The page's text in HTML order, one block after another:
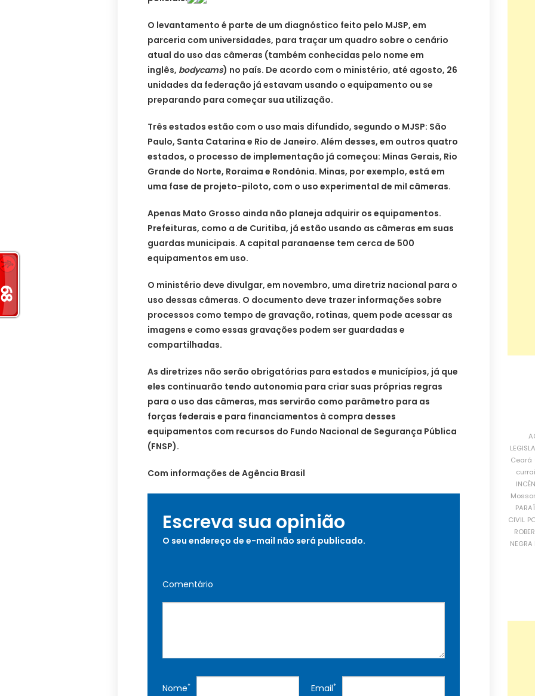
O levantamento é parte de um diagnóstico feito pelo MJSP, em
parceria com universidades, para traçar um quadro sobre o cenário
atual do uso das câmeras (também conhecidas pelo nome em
inglês, bodycams) no país. De acordo com o ministério, até agosto, 26
unidades da federação já estavam usando o equipamento ou se
preparando para começar sua utilização.
Três estados estão com o uso mais difundido, segundo o MJSP: São
Paulo, Santa Catarina e Rio de Janeiro. Além desses, em outros quatro
estados, o processo de implementação já começou: Minas Gerais, Rio
Grande do Norte, Roraima e Rondônia. Minas, por exemplo, está em
uma fase de projeto-piloto, com o uso experimental de mil câmeras.
Apenas Mato Grosso ainda não planeja adquirir os equipamentos.
Prefeituras, como a de Curitiba, já estão usando as câmeras em suas
guardas municipais. A capital paranaense tem cerca de 500
equipamentos em uso.
O ministério deve divulgar, em novembro, uma diretriz nacional para o
uso dessas câmeras. O documento deve trazer informações sobre
processos como tempo de gravação, rotinas, quem pode acessar as
imagens e como essas gravações podem ser guardadas e
compartilhadas.
As diretrizes não serão obrigatórias para estados e municípios, já que
eles continuarão tendo autonomia para criar suas próprias regras
para o uso das câmeras, mas servirão como parâmetro para as
forças federais e para financiamentos à compra desses
equipamentos com recursos do Fundo Nacional de Segurança Pública
(FNSP).
Com informações de Agência Brasil
Escreva sua opinião
O seu endereço de e-mail não será publicado.
Comentário
Nome* Email*
Ceará
CIVIL
NEGRA